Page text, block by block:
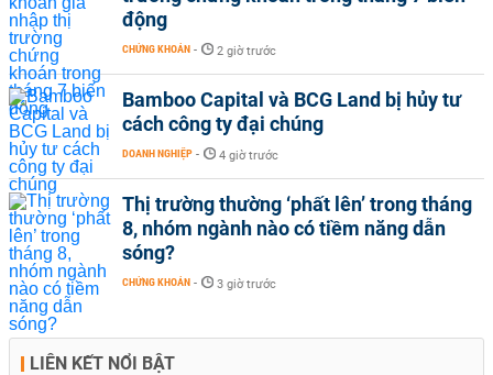
động
CHỨNG KHOÁN - 2 giờ trước
Bamboo Capital và BCG Land bị hủy tư
cách công ty đại chúng
DOANH NGHIỆP - 4 giờ trước
Thị trường thường ‘phất lên’ trong tháng
8, nhóm ngành nào có tiềm năng dẫn
sóng?
CHỨNG KHOÁN - 3 giờ trước
LIÊN KẾT NỔI BẬT